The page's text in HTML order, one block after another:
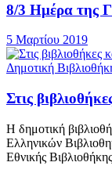
8/3 Ημέρα της
5 Μαρτίου 2019
Δημοτική
Στις
Η δημοτική
Ελληνικών
Εθνικής